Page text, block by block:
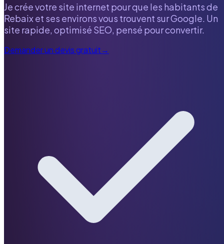
Je crée votre site internet pour que les habitants de
Rebaixet ses environs vous trouvent sur Google. Un
site rapide, optimisé SEO, pensé pour convertir.
Demander un devis gratuit→